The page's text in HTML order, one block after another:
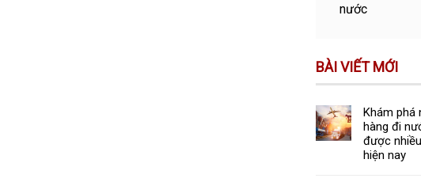
nước
BÀI VIẾT MỚI
Khám phá
hàng đi
được
hiện nay